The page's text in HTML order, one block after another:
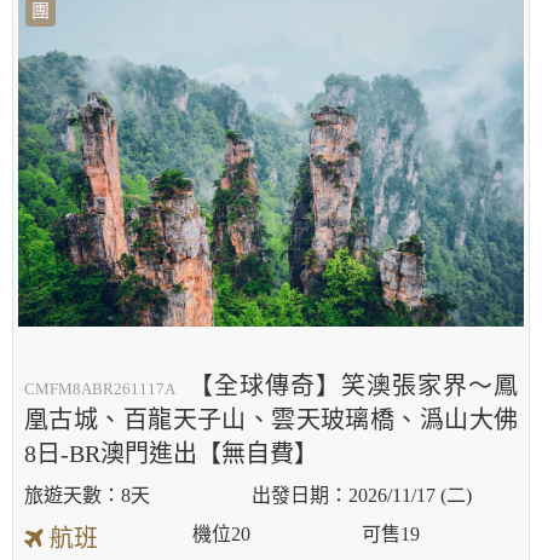
團
CMFM8ABR261117A
【全球傳奇】笑澳張家界～鳳
凰古城、百龍天子山、雲天玻璃橋、潙山大佛
8日-BR澳門進出【無自費】
8天 2026/11/17 (二)
航班 機位20 可售19